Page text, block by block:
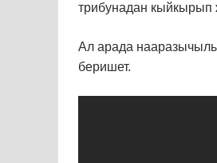
трибунадан кыйкырып
Ал арада
беришет.